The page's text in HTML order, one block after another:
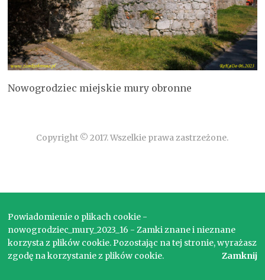
Nowogrodziec miejskie mury obronne
Copyright © 2017. Wszelkie prawa zastrzeżone.
Powiadomienie o plikach cookie -
nowogrodziec_mury_2023_16 - Zamki znane i nieznane
korzysta z plików cookie. Pozostając na tej stronie, wyrażasz
zgodę na korzystanie z plików cookie.
Zamknij